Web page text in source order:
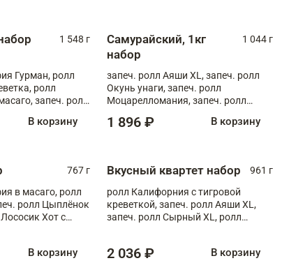
1 548 г
Гурман, ролл
ролл
запеч. ролл
с моцареллой,
В корзину
Самурайский, 1кг
набор
1 044 г
запеч. ролл Аяши XL, запеч. ролл
Окунь унаги, запеч. ролл
Моцарелломания, запеч. ролл
1 896 ₽ В корзину
767 г
в масаго, ролл
ролл Цыплёнок
Хот с
В корзину
Вкусный квартет набор
961 г
ролл Калифорния с тигровой
креветкой, запеч. ролл Аяши XL,
запеч. ролл Сырный XL, ролл
2 036 ₽ В корзину